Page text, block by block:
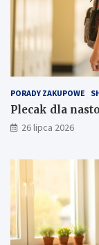
PORADY ZAKUPOWE
Plecak dla
26 lipca 2026